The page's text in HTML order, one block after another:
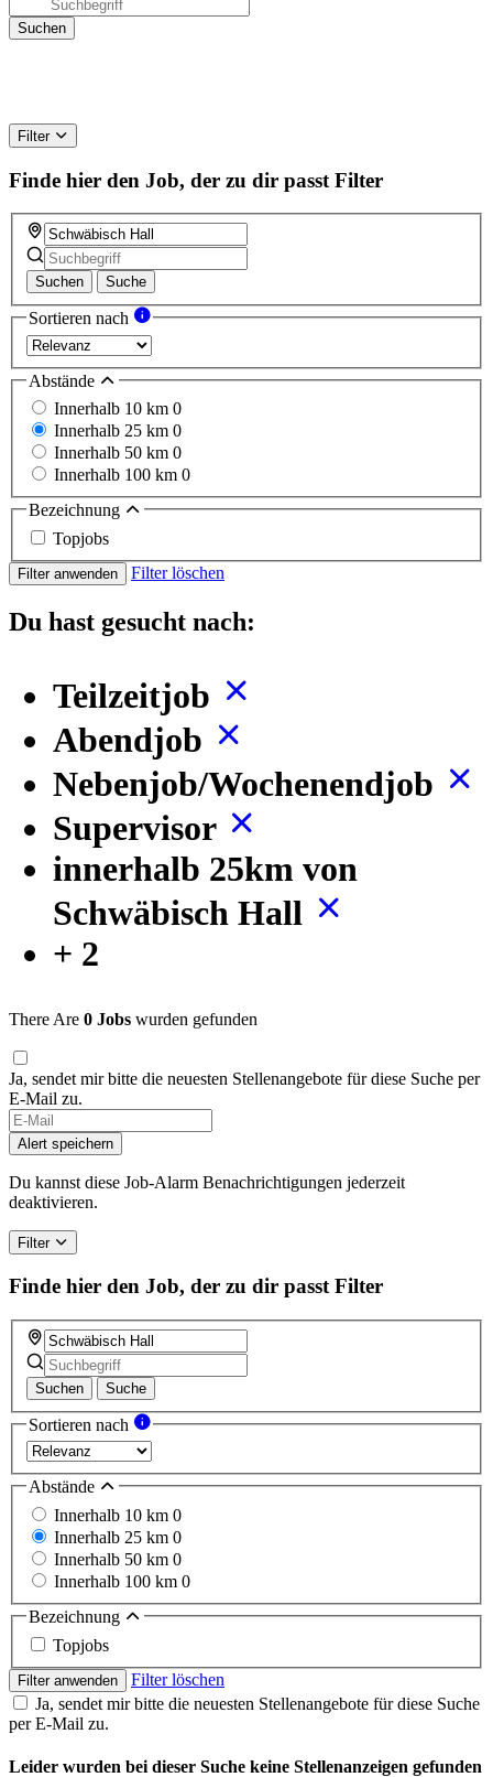
Filter
Finde hier den Job, der zu dir passt Filter
Suchen Suche
Sortieren nach
Abstände
Innerhalb 10 km 0
Innerhalb 25 km 0
Innerhalb 50 km 0
Innerhalb 100 km 0
Bezeichnung
Topjobs
Filter anwenden Filter löschen
Du hast gesucht nach:
Teilzeitjob
Abendjob
Nebenjob/Wochenendjob
Supervisor
innerhalb 25km von
Schwäbisch Hall
+ 2
There Are 0 Jobs wurden gefunden
Ja, sendet mir bitte die neuesten Stellenangebote für diese Suche per
E-Mail zu.
Alert speichern
Du kannst diese Job-Alarm Benachrichtigungen jederzeit
deaktivieren.
Filter
Finde hier den Job, der zu dir passt Filter
Suchen Suche
Sortieren nach
Abstände
Innerhalb 10 km 0
Innerhalb 25 km 0
Innerhalb 50 km 0
Innerhalb 100 km 0
Bezeichnung
Topjobs
Filter anwenden
Filter löschen
Ja, sendet mir bitte die neuesten Stellenangebote für diese Suche
per E-Mail zu.
Leider wurden bei dieser Suche keine Stellenanzeigen gefunden